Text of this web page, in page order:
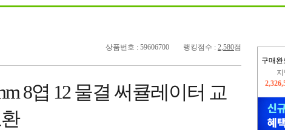
구매완
상품번호 : 59606700 랭킹점수 : 2,580점
8엽 12 물결 써큘레이터 교